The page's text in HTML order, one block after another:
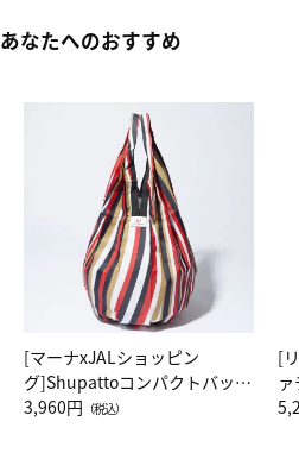
あなたへのおすすめ
[マーナxJALショッピン
グ]Shupattoコンパクトバッグ
Drop JAL客室乗務員（LC）ス
3,960円 （税込）
[
ト